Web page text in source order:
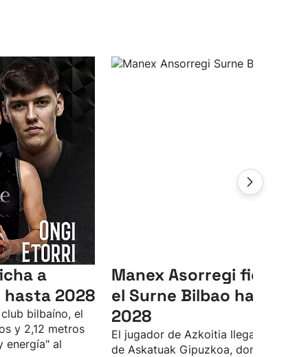
a
hasta 2028
bilbaíno, el
y 2,12 metros
energía" al
Manex Asorregi ficha
el Surne Bilbao hasta
2028
El jugador de Azkoitia llega
de Askatuak Gipuzkoa, donde ha